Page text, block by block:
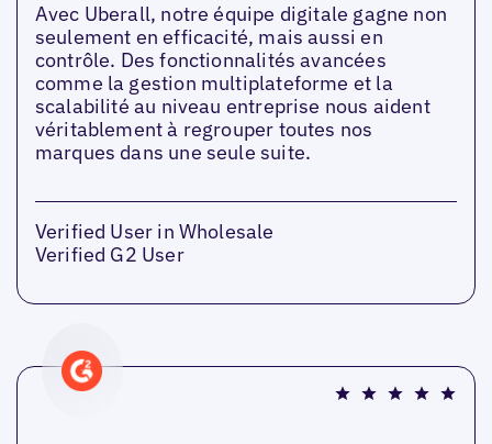
Avec Uberall, notre équipe digitale gagne non
seulement en efficacité, mais aussi en
contrôle. Des fonctionnalités avancées
comme la gestion multiplateforme et la
scalabilité au niveau entreprise nous aident
véritablement à regrouper toutes nos
marques dans une seule suite.
Verified User in Wholesale
Verified G2 User